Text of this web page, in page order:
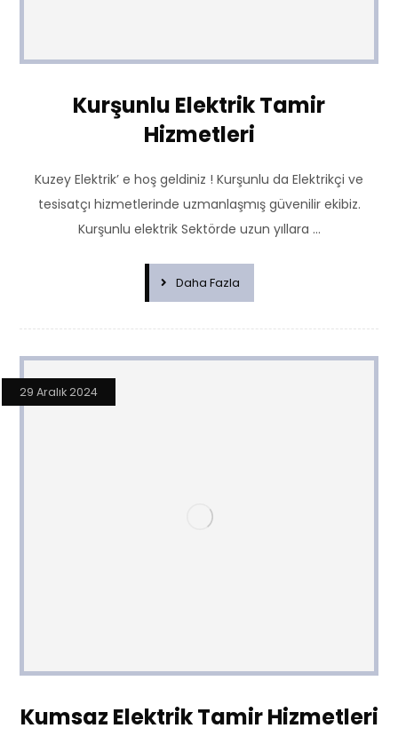
Kurşunlu Elektrik Tamir
Hizmetleri
Kuzey Elektrik’ e hoş geldiniz ! Kurşunlu da Elektrikçi ve
tesisatçı hizmetlerinde uzmanlaşmış güvenilir ekibiz.
Kurşunlu elektrik Sektörde uzun yıllara ...
Daha Fazla
Kumsaz Elektrik Tamir Hizmetleri
29 Aralık 2024